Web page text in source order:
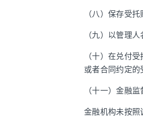
（八）保存受
（九）以管理
（十）在兑付
或者合同约定的
（十一）金融
金融机构未按照